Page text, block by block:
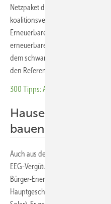
Netzpaket die zweite
koalitionsvertraglichen
Erneuerbare ein, statt für Stabilität
erneuerbaren Energien nutzen zu
dem schwarz-roten
den Referentenentwurf.
300 Tipps: Autark mit Solarstrom
Hauseigentümer
bauen
Auch aus der Solarbranche
EEG-Vergütung und der Zwang
Bürger-Energiewende zum
Hauptgeschäftsführer des